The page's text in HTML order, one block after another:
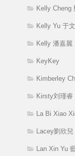
Kelly Cheng
Kelly Yu 于
Kelly 潘嘉麗
KeyKey
Kimberley
Kirsty刘瑾睿
La Bi Xiao
Lacey劉欣兒
Lan Xin Yu